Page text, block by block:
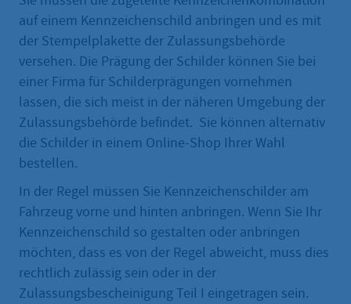
auf einem Kennzeichenschild anbringen und es mit
der Stempelplakette der Zulassungsbehörde
versehen. Die Prägung der Schilder können Sie bei
einer Firma für Schilderprägungen vornehmen
lassen, die sich meist in der näheren Umgebung der
Zulassungsbehörde befindet. Sie können alternativ
die Schilder in einem Online-Shop Ihrer Wahl
bestellen.
In der Regel müssen Sie Kennzeichenschilder am
Fahrzeug vorne und hinten anbringen. Wenn Sie Ihr
Kennzeichenschild so gestalten oder anbringen
möchten, dass es von der Regel abweicht, muss dies
rechtlich zulässig sein oder in der
Zulassungsbescheinigung Teil I eingetragen sein.